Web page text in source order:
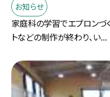
お知らせ
家庭科の学習でエプロンづ
トなどの制作が終わり、い...